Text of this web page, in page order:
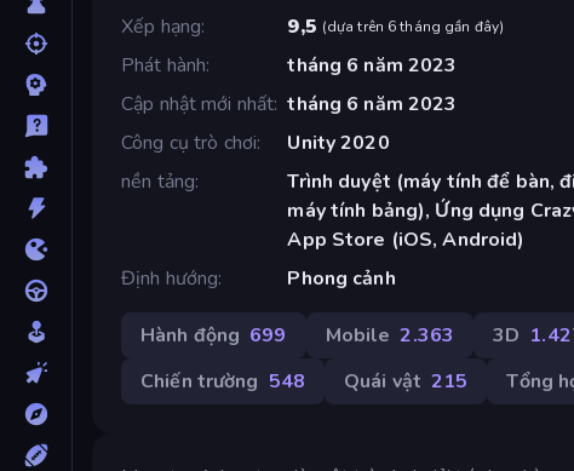
Xếp hạng
9,5 (dựa trên 6 tháng gần đây)
Phát hành
tháng 6 năm 2023
Cập nhật mới nhất tháng 6 năm 2023
Công cụ trò chơi
Unity 2020
nền tảng
Trình duyệt (máy tính để bàn,
máy tính bảng), Ứng dụng
App Store (iOS, Android)
Định hướng
Phong cảnh
Hành động 699 Mobile 2.363 3D
Chiến trường 548 Quái vật 215 Tổng